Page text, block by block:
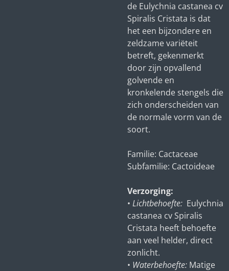
de Eulychnia castanea cv
Spiralis Cristata is dat
het een bijzondere en
zeldzame variëteit
betreft, gekenmerkt
door zijn opvallend
golvende en
kronkelende stengels die
zich onderscheiden van
de normale vorm van de
soort.
Familie: Cactaceae
Subfamilie: Cactoideae
Verzorging:
• Lichtbehoefte: Eulychnia
castanea cv Spiralis
Cristata heeft behoefte
aan veel helder, direct
zonlicht.
• Waterbehoefte: Matige